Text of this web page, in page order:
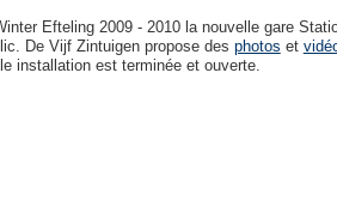
Efteling 2009 - 2010 la nouvelle gare
De Vijf Zintuigen propose des photos et
installation est terminée et ouverte.